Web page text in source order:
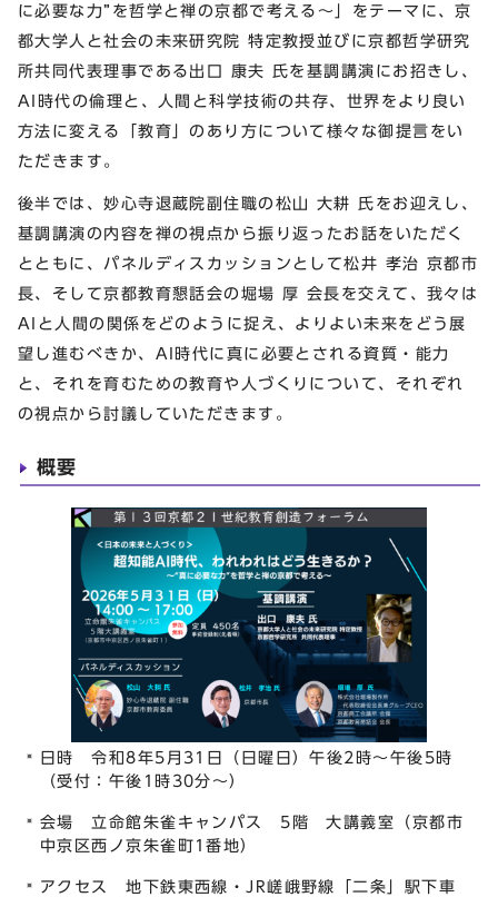
に必要な力”を哲学と禅の京都で考える～」をテーマに、京
都大学人と社会の未来研究院 特定教授並びに京都哲学研究
所共同代表理事である出口 康夫 氏を基調講演にお招きし、
AI時代の倫理と、人間と科学技術の共存、世界をより良い
方法に変える「教育」のあり方について様々な御提言をい
ただきます。
後半では、妙心寺退蔵院副住職の松山 大耕 氏をお迎えし、
基調講演の内容を禅の視点から振り返ったお話をいただく
とともに、パネルディスカッションとして松井 孝治 京都市
長、そして京都教育懇話会の堀場 厚 会長を交えて、我々は
AIと人間の関係をどのように捉え、よりよい未来をどう展
望し進むべきか、AI時代に真に必要とされる資質・能力
と、それを育むための教育や人づくりについて、それぞれ
の視点から討議していただきます。
概要
日時 令和8年5月31日（日曜日）午後2時～午後5時
（受付：午後1時30分～）
会場 立命館朱雀キャンパス 5階 大講義室（京都市
中京区西ノ京朱雀町1番地）
アクセス 地下鉄東西線・JR嵯峨野線「二条」駅下車